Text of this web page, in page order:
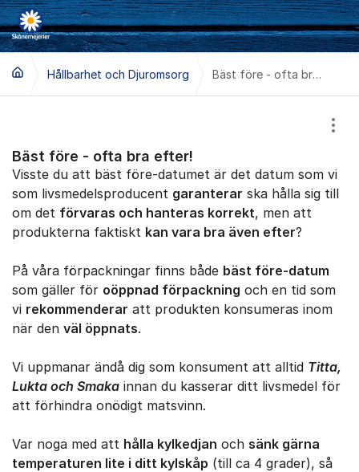
Hoppa till innehåll
Hållbarhet och Djuromsorg Bäst före - ofta bra efter!
Bäst före - ofta bra efter!
Visste du att bäst före-datumet är det datum som vi
som livsmedelsproducent garanterar ska hålla sig till
om det förvaras och hanteras korrekt, men att
produkterna faktiskt kan vara bra även efter?
På våra förpackningar finns både bäst före-datum
som gäller för oöppnad förpackning och en tid som
vi rekommenderar att produkten konsumeras inom
när den väl öppnats.
Vi uppmanar ändå dig som konsument att alltid Titta,
Lukta och Smaka innan du kasserar ditt livsmedel för
att förhindra onödigt matsvinn.
Var noga med att hålla kylkedjan och sänk gärna
temperaturen lite i ditt kylskåp (till ca 4 grader), så